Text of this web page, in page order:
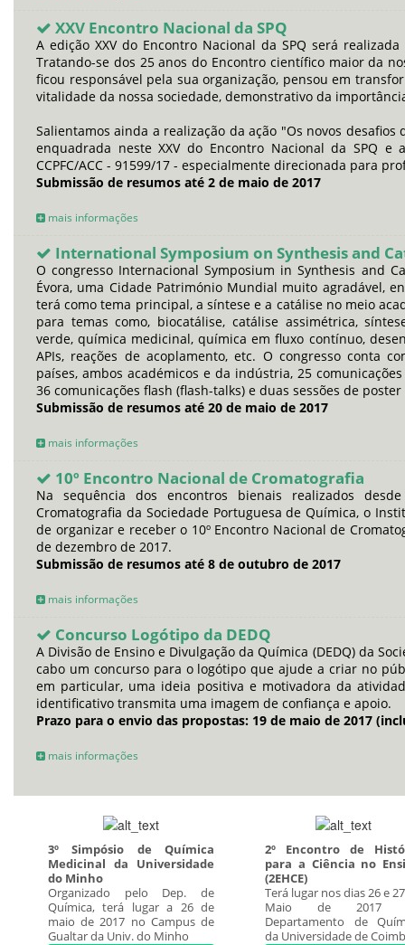
XXV Encontro Nacional da SPQ
A edição XXV do Encontro Nacional da SPQ será
Tratando-se dos 25 anos do Encontro científico maior da
ficou responsável pela sua organização, pensou em
vitalidade da nossa sociedade, demonstrativo da
Salientamos ainda a realização da ação "Os novos
enquadrada neste XXV do Encontro Nacional da SPQ e
CCPFC/ACC - 91599/17 - especialmente direcionada para
Submissão de resumos até 2 de maio de 2017
mais informações
International Symposium on Synthesis and
O congresso Internacional Symposium in Synthesis and
Évora, uma Cidade Património Mundial muito agradável,
terá como tema principal, a síntese e a catálise no meio
para temas como, biocatálise, catálise assimétrica,
verde, química medicinal, química em fluxo contínuo,
APIs, reações de acoplamento, etc. O congresso conta
países, ambos académicos e da indústria, 25
36 comunicações flash (flash-talks) e duas sessões de
Submissão de resumos até 20 de maio de 2017
mais informações
10º Encontro Nacional de Cromatografia
Na sequência dos encontros bienais realizados
Cromatografia da Sociedade Portuguesa de Química, o
de organizar e receber o 10º Encontro Nacional de
de dezembro de 2017.
Submissão de resumos até 8 de outubro de 2017
mais informações
Concurso Logótipo da DEDQ
A Divisão de Ensino e Divulgação da Química (DEDQ) da
cabo um concurso para o logótipo que ajude a criar no
em particular, uma ideia positiva e motivadora da
identificativo transmita uma imagem de confiança e apoio.
Prazo para o envio das propostas: 19 de maio de 2017
mais informações
3º Simpósio de Química
Medicinal da Universidade
do Minho
Organizado pelo Dep. de
Química, terá lugar a 26 de
maio de 2017 no Campus de
Gualtar da Univ. do Minho
2º Encontro de
para a Ciência no
(2EHCE)
Terá lugar nos dias 26 e
Maio de 2017
Departamento de
da Universidade de